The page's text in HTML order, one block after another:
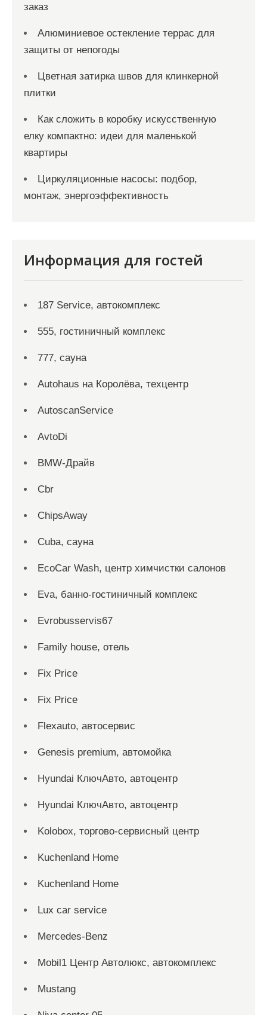
заказ
Алюминиевое остекление террас для
защиты от непогоды
Цветная затирка швов для клинкерной
плитки
Как сложить в коробку искусственную
елку компактно: идеи для маленькой
квартиры
Циркуляционные насосы: подбор,
монтаж, энергоэффективность
Информация для гостей
187 Service, автокомплекс
555, гостиничный комплекс
777, сауна
Autohaus на Королёва, техцентр
AutoscanService
AvtoDi
BMW-Драйв
Cbr
ChipsAway
Cuba, сауна
EcoCar Wash, центр химчистки салонов
Eva, банно-гостиничный комплекс
Evrobusservis67
Family house, отель
Fix Price
Fix Price
Flexauto, автосервис
Genesis premium, автомойка
Hyundai КлючАвто, автоцентр
Hyundai КлючАвто, автоцентр
Kolobox, торгово-сервисный центр
Kuchenland Home
Kuchenland Home
Lux car service
Mercedes-Benz
Mobil1 Центр Автолюкс, автокомплекс
Mustang